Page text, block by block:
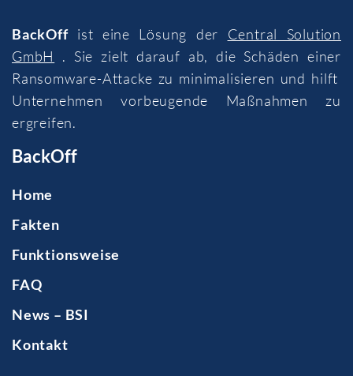
BackOffist eine Lösung der Central Solution
GmbH
. Sie zielt darauf ab, die Schäden einer
Ransomware-Attacke zu minimalisieren und hilft
Unternehmen vorbeugende Maßnahmen zu
ergreifen.
BackOff
Home
Fakten
Funktionsweise
FAQ
News – BSI
Kontakt